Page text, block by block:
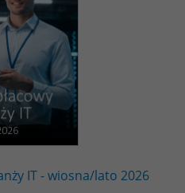
IT - wiosna/lato 2026